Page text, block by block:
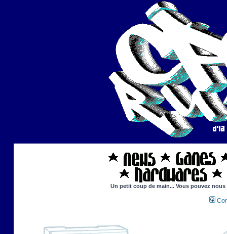
Un petit coup de main... Vous pouvez